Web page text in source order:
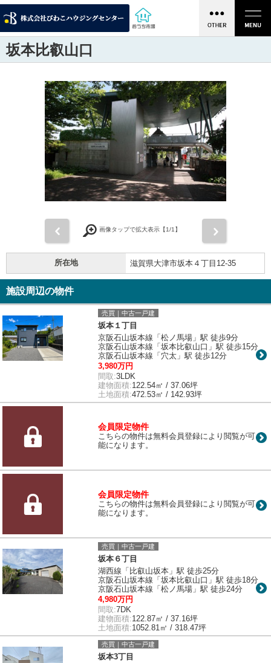
坂本比叡山口
画像タップで拡大表示【1/1】
所在地 滋賀県大津市坂本４丁目12-35
施設周辺の物件
売買｜中古一戸建
坂本１丁目
京阪石山坂本線「松ノ馬場」駅 徒歩9分
京阪石山坂本線「坂本比叡山口」駅 徒歩15分
京阪石山坂本線「穴太」駅 徒歩12分
3,980万円
間取:3LDK
建物面積:122.54㎡ / 37.06坪
土地面積:472.53㎡ / 142.93坪
会員限定物件
こちらの物件は無料会員登録により閲覧が可
能になります。
会員限定物件
こちらの物件は無料会員登録により閲覧が可
能になります。
売買｜中古一戸建
坂本６丁目
湖西線「比叡山坂本」駅 徒歩25分
京阪石山坂本線「坂本比叡山口」駅 徒歩18分
京阪石山坂本線「松ノ馬場」駅 徒歩24分
4,980万円
間取:7DK
建物面積:122.87㎡ / 37.16坪
土地面積:1052.81㎡ / 318.47坪
売買｜中古一戸建
坂本3丁目